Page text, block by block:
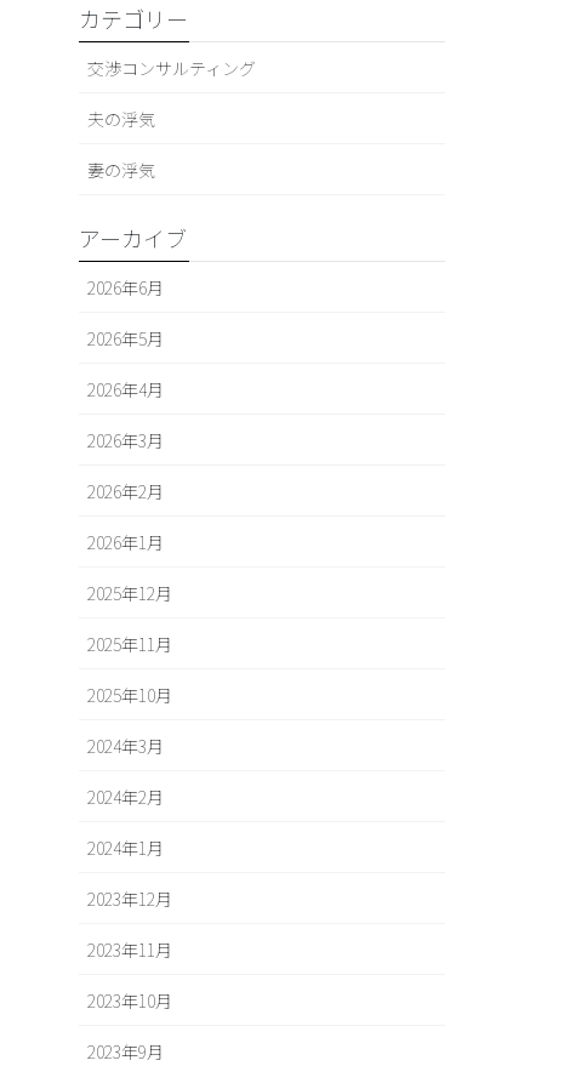
カテゴリー
交渉コンサルティング
夫の浮気
妻の浮気
アーカイブ
2026年6月
2026年5月
2026年4月
2026年3月
2026年2月
2026年1月
2025年12月
2025年11月
2025年10月
2024年3月
2024年2月
2024年1月
2023年12月
2023年11月
2023年10月
2023年9月